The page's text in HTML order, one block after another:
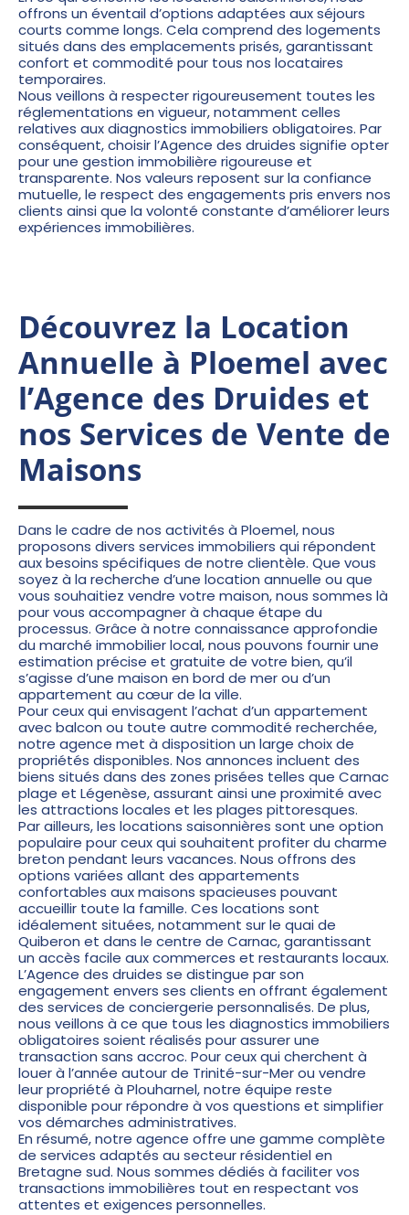
offrons un éventail d’options adaptées aux séjours
courts comme longs. Cela comprend des logements
situés dans des emplacements prisés, garantissant
confort et commodité pour tous nos locataires
temporaires.
Nous veillons à respecter rigoureusement toutes les
réglementations en vigueur, notamment celles
relatives aux diagnostics immobiliers obligatoires. Par
conséquent, choisir l’Agence des druides signifie opter
pour une gestion immobilière rigoureuse et
transparente. Nos valeurs reposent sur la confiance
mutuelle, le respect des engagements pris envers nos
clients ainsi que la volonté constante d’améliorer leurs
expériences immobilières.
Découvrez la Location
Annuelle à Ploemel avec
l’Agence des Druides et
nos Services de Vente de
Maisons
Dans le cadre de nos activités à Ploemel, nous
proposons divers services immobiliers qui répondent
aux besoins spécifiques de notre clientèle. Que vous
soyez à la recherche d’une location annuelle ou que
vous souhaitiez vendre votre maison, nous sommes là
pour vous accompagner à chaque étape du
processus. Grâce à notre connaissance approfondie
du marché immobilier local, nous pouvons fournir une
estimation précise et gratuite de votre bien, qu’il
s’agisse d’une maison en bord de mer ou d’un
appartement au cœur de la ville.
Pour ceux qui envisagent l’achat d’un appartement
avec balcon ou toute autre commodité recherchée,
notre agence met à disposition un large choix de
propriétés disponibles. Nos annonces incluent des
biens situés dans des zones prisées telles que Carnac
plage et Légenèse, assurant ainsi une proximité avec
les attractions locales et les plages pittoresques.
Par ailleurs, les locations saisonnières sont une option
populaire pour ceux qui souhaitent profiter du charme
breton pendant leurs vacances. Nous offrons des
options variées allant des appartements
confortables aux maisons spacieuses pouvant
accueillir toute la famille. Ces locations sont
idéalement situées, notamment sur le quai de
Quiberon et dans le centre de Carnac, garantissant
un accès facile aux commerces et restaurants locaux.
L’Agence des druides se distingue par son
engagement envers ses clients en offrant également
des services de conciergerie personnalisés. De plus,
nous veillons à ce que tous les diagnostics immobiliers
obligatoires soient réalisés pour assurer une
transaction sans accroc. Pour ceux qui cherchent à
louer à l’année autour de Trinité-sur-Mer ou vendre
leur propriété à Plouharnel, notre équipe reste
disponible pour répondre à vos questions et simplifier
vos démarches administratives.
En résumé, notre agence offre une gamme complète
de services adaptés au secteur résidentiel en
Bretagne sud. Nous sommes dédiés à faciliter vos
transactions immobilières tout en respectant vos
attentes et exigences personnelles.